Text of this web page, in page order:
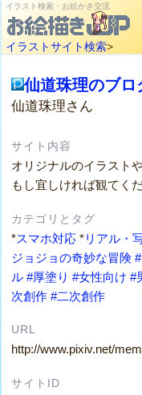
イラスト検索・お絵かき交流
イラストサイト検索>
仙道珠理のブロ
仙道珠理さん
サイト内容
オリジナルのイラスト
もし宜しければ観てくだ
カテゴリとタグ
*スマホ対応 *リアル・
ジョジョの奇妙な冒険
ル #厚塗り #女性向け #
次創作 #二次創作
URL
http://www.pixiv.net/
サイトID